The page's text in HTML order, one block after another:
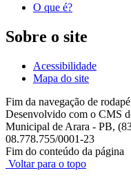
O que é?
Sobre o site
Acessibilidade
Mapa do site
Fim da navegação de rodapé
Desenvolvido com o CMS
Municipal de Arara - PB,
08.778.755/0001-23
Fim do conteúdo da página
Voltar para o topo